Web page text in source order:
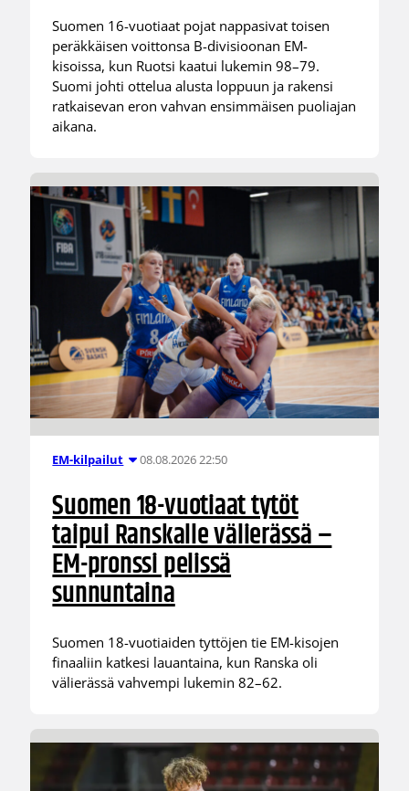
Suomen 16-vuotiaat pojat nappasivat toisen
peräkkäisen voittonsa B-divisioonan EM-
kisoissa, kun Ruotsi kaatui lukemin 98–79.
Suomi johti ottelua alusta loppuun ja rakensi
ratkaisevan eron vahvan ensimmäisen puoliajan
aikana.
EM-kilpailut 08.08.2026 22:50
Suomen 18-vuotiaat tytöt
taipui Ranskalle välierässä –
EM-pronssi pelissä
sunnuntaina
Suomen 18-vuotiaiden tyttöjen tie EM-kisojen
finaaliin katkesi lauantaina, kun Ranska oli
välierässä vahvempi lukemin 82–62.